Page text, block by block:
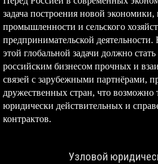
задача построения новой экономики,
промышленности и сельского
предпринимательской
этой глобальной задачи должно
российским бизнесом прочных и
связей с зарубежными партнёрами,
дружественных стран, что возможно
юридически действительных и
контрактов.
Узловой